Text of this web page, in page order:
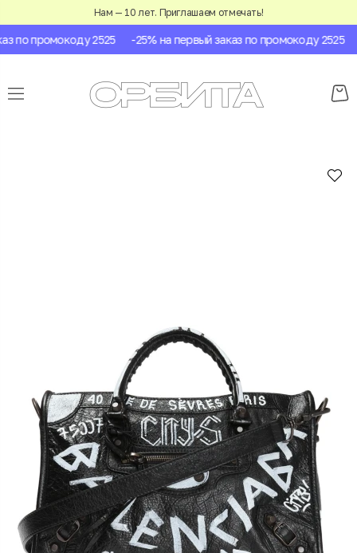
Нам — 10 лет. Приглашаем отмечать!
по промокоду 2525 -25% на первый заказ по промокоду 2525